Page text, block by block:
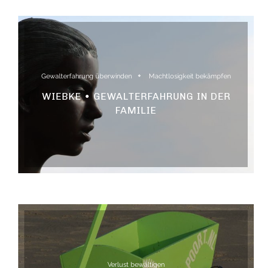
Gewalterfahrung überwinden Machtlosigkeit bekämpfen
WIEBKE • GEWALTERFAHRUNG IN DER
FAMILIE
Verlust bewältigen